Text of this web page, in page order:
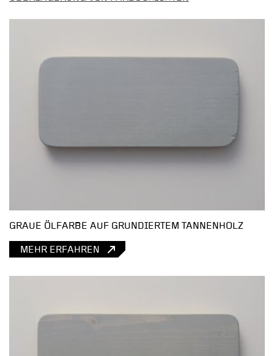
GRAUE ÖLFARBE AUF GRUNDIERTEM TANNENHOLZ
MEHR ERFAHREN